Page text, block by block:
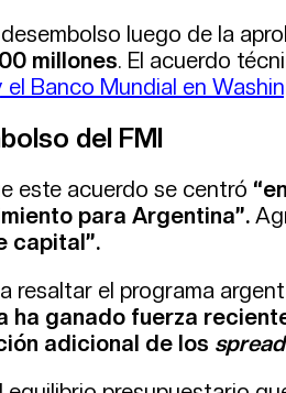
luego de la
millones. El acuerdo
el Banco Mundial en
del FMI
este acuerdo se centró
para Argentina”.
capital”.
resaltar el programa
ha ganado fuerza
adicional de los